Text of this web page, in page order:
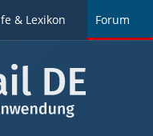
& Lexikon Forum